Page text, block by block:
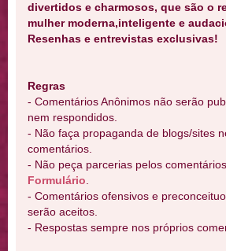
divertidos e charmosos, que são o
mulher moderna,inteligente e
Resenhas e entrevistas exclusivas!
Regras
- Comentários Anônimos não serão
nem respondidos.
- Não faça propaganda de blogs/sites
comentários.
- Não peça parcerias pelos
Formulário.
- Comentários ofensivos e
serão aceitos.
- Respostas sempre nos próprios